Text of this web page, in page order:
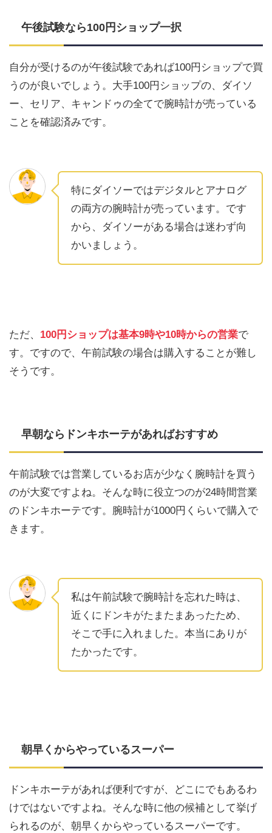
午後試験なら100円ショップ一択
自分が受けるのが午後試験であれば100円ショップで買
うのが良いでしょう。大手100円ショップの、ダイソ
ー、セリア、キャンドゥの全てで腕時計が売っている
ことを確認済みです。
特にダイソーではデジタルとアナログ
の両方の腕時計が売っています。です
から、ダイソーがある場合は迷わず向
かいましょう。
ただ、 100円ショップは基本9時や10時からの営業で
す。ですので、午前試験の場合は購入することが難し
そうです。
早朝ならドンキホーテがあればおすすめ
午前試験では営業しているお店が少なく腕時計を買う
のが大変ですよね。そんな時に役立つのが24時間営業
のドンキホーテです。腕時計が1000円くらいで購入で
きます。
私は午前試験で腕時計を忘れた時は、
近くにドンキがたまたまあったため、
そこで手に入れました。本当にありが
たかったです。
朝早くからやっているスーパー
ドンキホーテがあれば便利ですが、どこにでもあるわ
けではないですよね。そんな時に他の候補として挙げ
られるのが、朝早くからやっているスーパーです。